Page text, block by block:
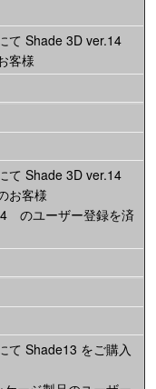
て Shade 3D ver.14
客様
て Shade 3D ver.14
お客様
のユーザー登録を済
て Shade13 をご購入